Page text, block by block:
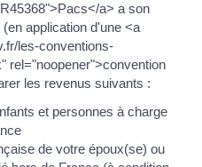
a> a son
application d'une <a
les-conventions-
rel="noopener">convention
les revenus suivants :
et personnes à charge
de votre époux(se) ou